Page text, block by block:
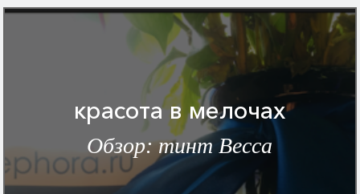
красота в мелочах
Обзор: тинт Becca